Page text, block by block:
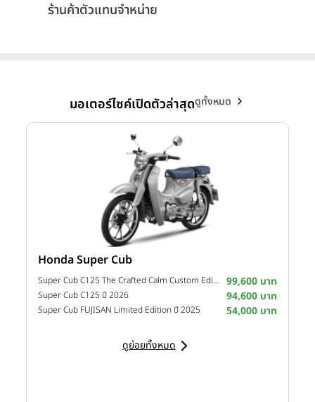
ร้านค้าตัวแทนจำหน่าย
มอเตอร์ไซค์เปิดตัวล่าสุดดูทั้งหมด
Honda Super Cub
Super Cub C125 The Crafted Calm Custom Edition ปี 2026 99,600 บาท
Super Cub C125 ปี 2026 94,600 บาท
Super Cub FUJISAN Limited Edition ปี 2025 54,000 บาท
ดูย่อยทั้งหมด